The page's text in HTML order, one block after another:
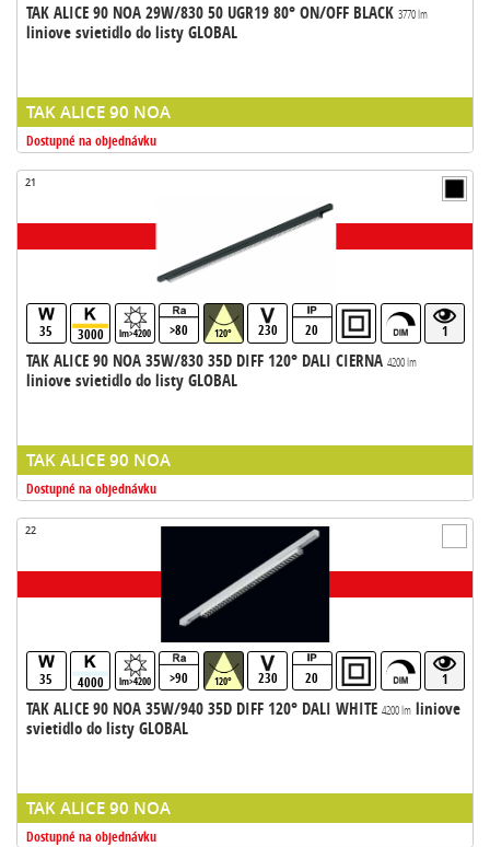
TAK ALICE 90 NOA 29W/830 50 UGR19 80° ON/OFF BLACK 3770 lm
liniove svietidlo do listy GLOBAL
TAK ALICE 90 NOA
Dostupné na objednávku
21
35 3000 lm>4200 >80 120° 230 20 1
TAK ALICE 90 NOA 35W/830 35D DIFF 120° DALI CIERNA 4200 lm
liniove svietidlo do listy GLOBAL
TAK ALICE 90 NOA
Dostupné na objednávku
22
35 4000 lm>4200 >90 120° 230 20 1
TAK ALICE 90 NOA 35W/940 35D DIFF 120° DALI WHITE 4200 lmliniove
svietidlo do listy GLOBAL
TAK ALICE 90 NOA
Dostupné na objednávku